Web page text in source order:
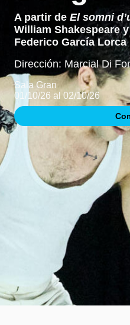
A partir de El somni
William Shakespeare
Federico García Lorca
Dirección: Marcial Di
Sala Gran
01/10/26 al 02/10/26